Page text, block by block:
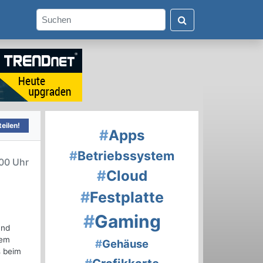
Uhr
beim
#Apps
#Betriebssystem
#Cloud
#Festplatte
#Gaming
#Gehäuse